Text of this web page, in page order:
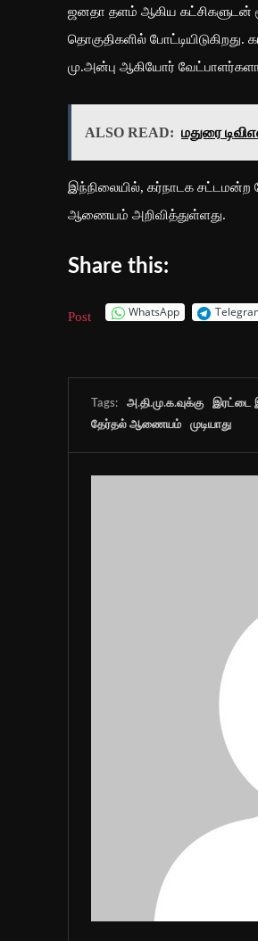
ஜனதா தளம் ஆகிய கட்சிகளுடன்
தொகுதிகளில்
மு.அன்பு ஆகியோர்
ALSO READ: மதுரை
இந்நிலையில், கர்நாடக சட்டமன்ற
ஆணையம் அறிவித்துள்ளது.
Share this:
Post WhatsApp
Tags: அ.தி.மு.க.வுக்கு இரட்டை
தேர்தல் ஆணையம்
முடியாது